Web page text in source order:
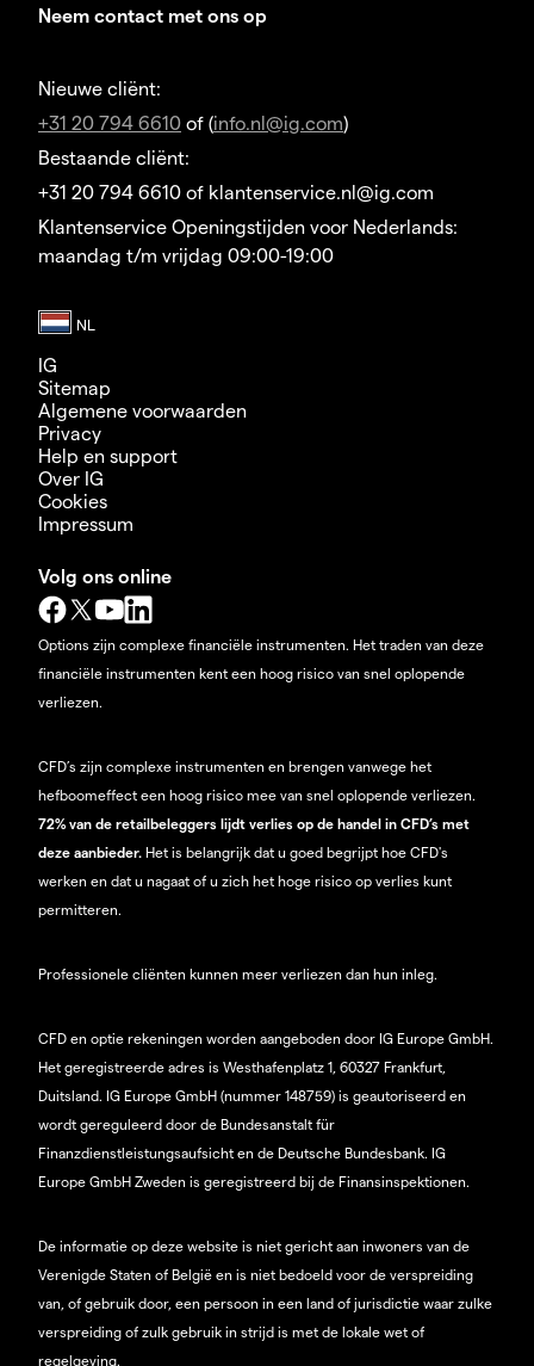
Neem contact met ons op
Nieuwe cliënt:
+31 20 794 6610 of (info.nl@ig.com)
Bestaande cliënt:
+31 20 794 6610 of klantenservice.nl@ig.com
Klantenservice Openingstijden voor Nederlands:
maandag t/m vrijdag 09:00-19:00
IG
Sitemap
Algemene voorwaarden
Privacy
Help en support
Over IG
Cookies
Impressum
Volg ons online
Options zijn complexe financiële instrumenten. Het traden van deze
financiële instrumenten kent een hoog risico van snel oplopende
verliezen.
CFD’s zijn complexe instrumenten en brengen vanwege het
hefboomeffect een hoog risico mee van snel oplopende verliezen.
72% van de retailbeleggers lijdt verlies op de handel in CFD’s met
deze aanbieder. Het is belangrijk dat u goed begrijpt hoe CFD's
werken en dat u nagaat of u zich het hoge risico op verlies kunt
permitteren.
Professionele cliënten kunnen meer verliezen dan hun inleg.
CFD en optie rekeningen worden aangeboden door IG Europe GmbH.
Het geregistreerde adres is Westhafenplatz 1, 60327 Frankfurt,
Duitsland. IG Europe GmbH (nummer 148759) is geautoriseerd en
wordt gereguleerd door de Bundesanstalt für
Finanzdienstleistungsaufsicht en de Deutsche Bundesbank. IG
Europe GmbH Zweden is geregistreerd bij de Finansinspektionen.
De informatie op deze website is niet gericht aan inwoners van de
Verenigde Staten of België en is niet bedoeld voor de verspreiding
van, of gebruik door, een persoon in een land of jurisdictie waar zulke
verspreiding of zulk gebruik in strijd is met de lokale wet of
regelgeving.